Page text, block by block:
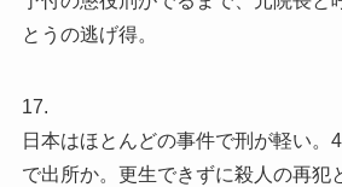
とうの逃げ得。
17.
日本はほとんどの事件で刑が軽い。
で出所か。更生できずに殺人の再犯